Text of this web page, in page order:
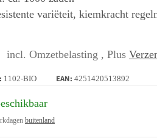
variëteit, kiemkracht
incl. Omzetbelasting , Plus
1102-BIO EAN: 4251420513892
buitenland